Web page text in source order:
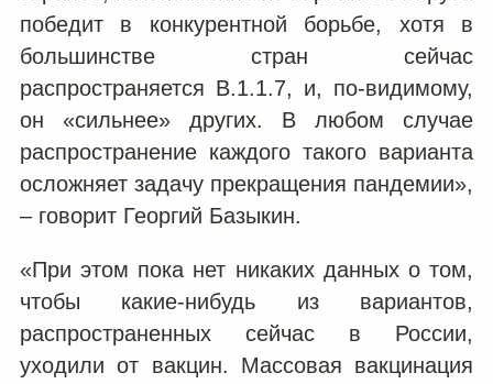
победит в конкурентной борьбе, хотя в
большинстве стран сейчас
распространяется B.1.1.7, и, по-видимому,
он «сильнее» других. В любом случае
распространение каждого такого варианта
осложняет задачу прекращения пандемии»,
– говорит Георгий Базыкин.
«При этом пока нет никаких данных о том,
чтобы какие-нибудь из вариантов,
распространенных сейчас в России,
уходили от вакцин. Массовая вакцинация